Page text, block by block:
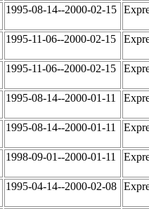
1995-08-14--2000-02-15
1995-11-06--2000-02-15
1995-11-06--2000-02-15
1995-08-14--2000-01-11
1995-08-14--2000-01-11
1998-09-01--2000-01-11
1995-04-14--2000-02-08